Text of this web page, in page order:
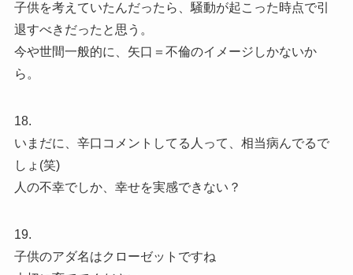
子供を考えていたんだったら、騒動が起こった時点で引
退すべきだったと思う。
今や世間一般的に、矢口＝不倫のイメージしかないか
ら。
18.
いまだに、辛口コメントしてる人って、相当病んでるで
しょ(笑)
人の不幸でしか、幸せを実感できない？
19.
子供のアダ名はクローゼットですね